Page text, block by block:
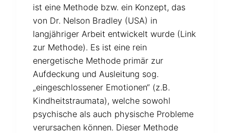
ist eine Methode bzw. ein Konzept, das
von Dr. Nelson Bradley (USA) in
langjähriger Arbeit entwickelt wurde (Link
zur Methode). Es ist eine rein
energetische Methode primär zur
Aufdeckung und Ausleitung sog.
„eingeschlossener Emotionen“ (z.B.
Kindheitstraumata), welche sowohl
psychische als auch physische Probleme
verursachen können. Dieser Methode